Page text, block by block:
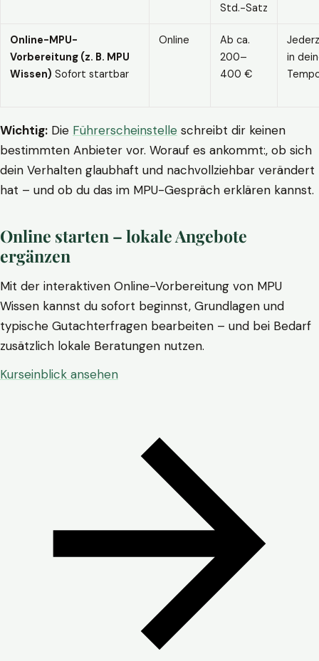
Std.-Satz
Online-MPU-
Vorbereitung (z. B. MPU
Wissen) Sofort startbar
Online
Ab ca.
200–
400 €
in
Wichtig: Die Führerscheinstelle schreibt dir keinen
bestimmten Anbieter vor. Worauf es ankommt:, ob sich
dein Verhalten glaubhaft und nachvollziehbar verändert
hat – und ob du das im MPU-Gespräch erklären kannst.
Online starten – lokale Angebote
ergänzen
Mit der interaktiven Online-Vorbereitung von MPU
Wissen kannst du sofort beginnst, Grundlagen und
typische Gutachterfragen bearbeiten – und bei Bedarf
zusätzlich lokale Beratungen nutzen.
Kurseinblick ansehen